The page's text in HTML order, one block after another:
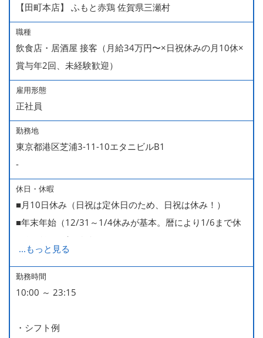
【田町本店】 ふもと赤鶏 佐賀県三瀬村
職種
飲食店・居酒屋 接客（月給34万円〜×日祝休みの月10休×
賞与年2回、未経験歓迎）
雇用形態
正社員
勤務地
東京都港区芝浦3-11-10エタニビルB1
-
休日・休暇
■月10日休み（日祝は定休日のため、日祝は休み！）
■年末年始（12/31～1/4休みが基本。暦により1/6まで休
みなどもございます）
■GW・お盆（暦通り）
■有給休暇
■慶弔休暇
率100％ ＊2023～2025年実績）
...もっと見る
勤務時間
10:00 ～ 23:15
・シフト例